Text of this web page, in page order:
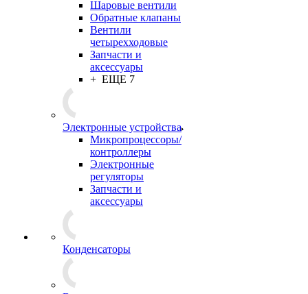
Шаровые вентили
Обратные клапаны
Вентили
четырехходовые
Запчасти и
аксессуары
+ ЕЩЕ 7
Электронные устройства
Микропроцессоры/
контроллеры
Электронные
регуляторы
Запчасти и
аксессуары
Конденсаторы